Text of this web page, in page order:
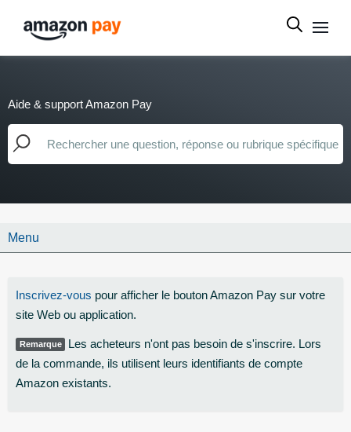
Aide & support Amazon Pay
Menu
Inscrivez-vous pour afficher le bouton Amazon Pay sur votre
site Web ou application.
Remarque
Les acheteurs n'ont pas besoin de s'inscrire. Lors
de la commande, ils utilisent leurs identifiants de compte
Amazon existants.